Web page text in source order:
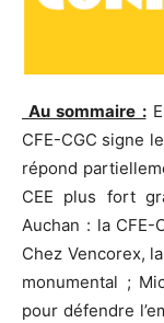
Au sommaire :
CFE-CGC signe
répond
CEE plus fort
Auchan : la
Chez Vencorex,
monumental ;
pour défendre